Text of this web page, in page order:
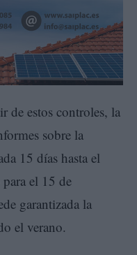
de estos controles, la
sobre la
15 días hasta el
el 15 de
garantizada la
el verano.